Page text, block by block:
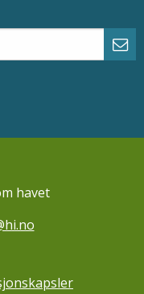
facebook
havet